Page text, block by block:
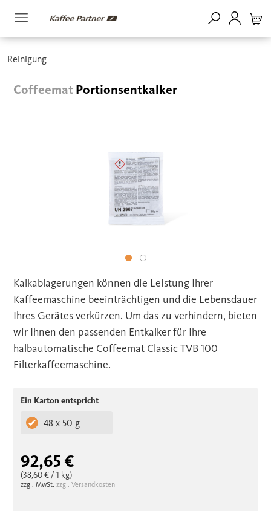
Reinigung
CoffeematPortionsentkalker
Kalkablagerungen können die Leistung Ihrer
Kaffeemaschine beeinträchtigen und die Lebensdauer
Ihres Gerätes verkürzen. Um das zu verhindern, bieten
wir Ihnen den passenden Entkalker für Ihre
halbautomatische Coffeemat Classic TVB 100
Filterkaffeemaschine.
Ein Karton entspricht
48 x 50 g
92,65 €
(38,60 €/ 1 kg)
zzgl. MwSt. zzgl. Versandkosten